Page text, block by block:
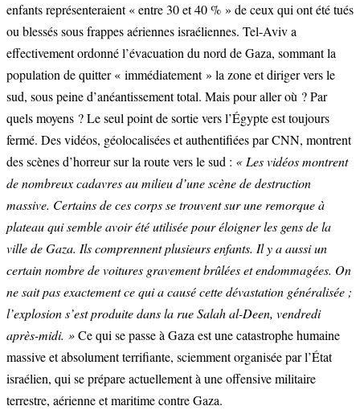
enfants représenteraient « entre 30 et 40 % » de ceux qui ont été tués
ou blessés sous frappes aériennes israéliennes. Tel-Aviv a
effectivement ordonné l’évacuation du nord de Gaza, sommant la
population de quitter « immédiatement » la zone et diriger vers le
sud, sous peine d’anéantissement total. Mais pour aller où ? Par
quels moyens ? Le seul point de sortie vers l’Égypte est toujours
fermé. Des vidéos, géolocalisées et authentifiées par CNN, montrent
des scènes d’horreur sur la route vers le sud : « Les vidéos montrent
de nombreux cadavres au milieu d’une scène de destruction
massive. Certains de ces corps se trouvent sur une remorque à
plateau qui semble avoir été utilisée pour éloigner les gens de la
ville de Gaza. Ils comprennent plusieurs enfants. Il y a aussi un
certain nombre de voitures gravement brûlées et endommagées. On
ne sait pas exactement ce qui a causé cette dévastation généralisée ;
l’explosion s’est produite dans la rue Salah al-Deen, vendredi
après-midi. »Ce qui se passe à Gaza est une catastrophe humaine
massive et absolument terrifiante, sciemment organisée par l’État
israélien, qui se prépare actuellement à une offensive militaire
terrestre, aérienne et maritime contre Gaza.